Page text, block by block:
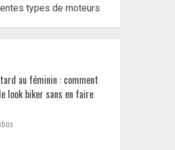
types de moteurs
au féminin : comment
look biker sans en faire